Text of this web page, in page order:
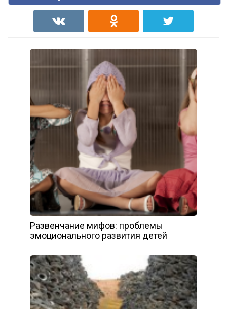
Развенчание мифов: проблемы
эмоционального развития детей